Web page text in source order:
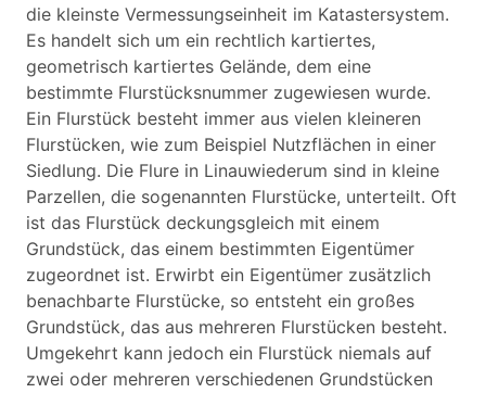
die kleinste Vermessungseinheit im Katastersystem.
Es handelt sich um ein rechtlich kartiertes,
geometrisch kartiertes Gelände, dem eine
bestimmte Flurstücksnummer zugewiesen wurde.
Ein Flurstück besteht immer aus vielen kleineren
Flurstücken, wie zum Beispiel Nutzflächen in einer
Siedlung. Die Flure in Linauwiederum sind in kleine
Parzellen, die sogenannten Flurstücke, unterteilt. Oft
ist das Flurstück deckungsgleich mit einem
Grundstück, das einem bestimmten Eigentümer
zugeordnet ist. Erwirbt ein Eigentümer zusätzlich
benachbarte Flurstücke, so entsteht ein großes
Grundstück, das aus mehreren Flurstücken besteht.
Umgekehrt kann jedoch ein Flurstück niemals auf
zwei oder mehreren verschiedenen Grundstücken